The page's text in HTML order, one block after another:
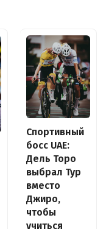
Спортивный
босс UAE:
Дель Торо
выбрал Тур
вместо
Джиро,
чтобы
учиться